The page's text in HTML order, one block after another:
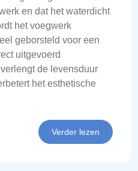
en dat het waterdicht
het voegwerk
geborsteld voor een
uitgevoerd
de levensduur
het esthetische
Verder lezen